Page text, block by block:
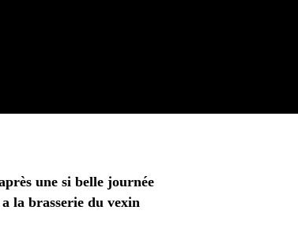
une si belle journée
la brasserie du vexin